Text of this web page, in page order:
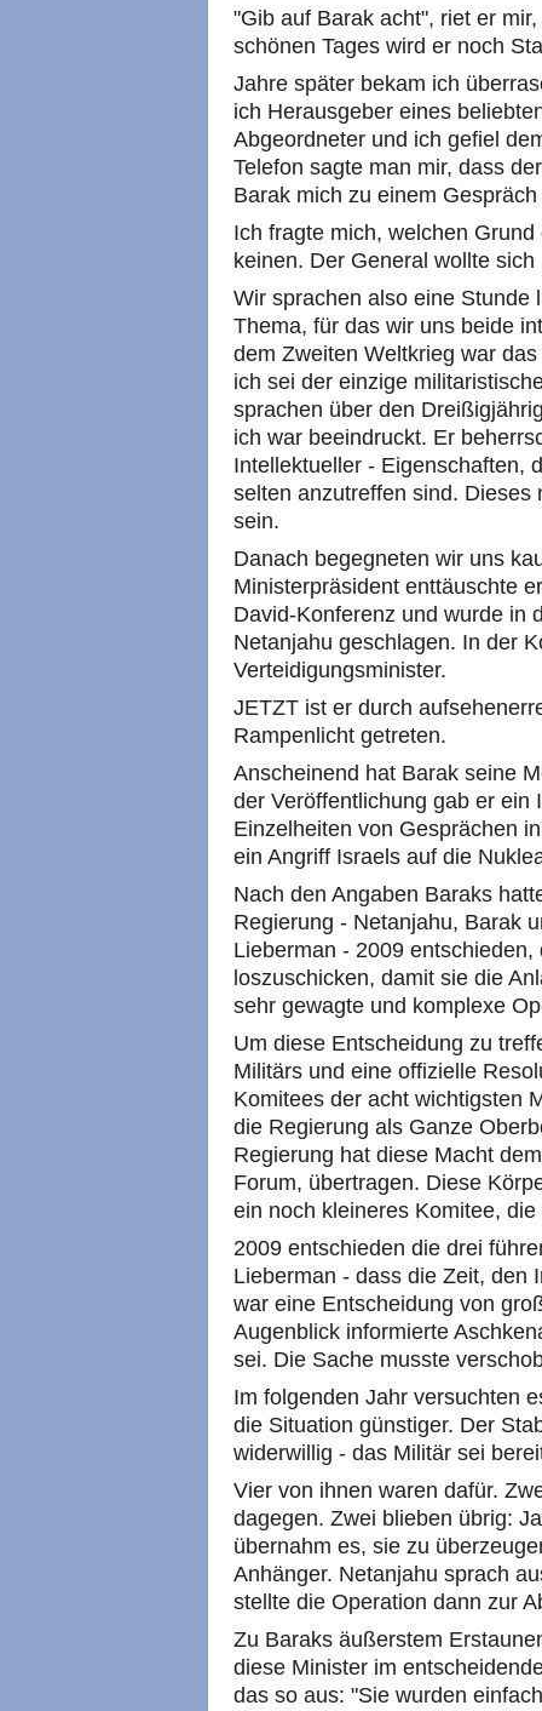
"Gib auf Barak acht", riet er
schönen Tages wird er noch
Jahre später bekam ich
ich Herausgeber eines
Abgeordneter und ich gefiel
Telefon sagte man mir, dass
Barak mich zu einem
Ich fragte mich, welchen
keinen. Der General wollte
Wir sprachen also eine Stunde
Thema, für das wir uns beide
dem Zweiten Weltkrieg war
ich sei der einzige
sprachen über den
ich war beeindruckt. Er
Intellektueller - Eigenschaften,
selten anzutreffen sind.
sein.
Danach begegneten wir uns
Ministerpräsident enttäuschte
David-Konferenz und wurde in
Netanjahu geschlagen. In der
Verteidigungsminister.
JETZT ist er durch
Rampenlicht getreten.
Anscheinend hat Barak seine
der Veröffentlichung gab er ein
Einzelheiten von Gesprächen
ein Angriff Israels auf die
Nach den Angaben Baraks
Regierung - Netanjahu, Barak
Lieberman - 2009
loszuschicken, damit sie die
sehr gewagte und komplexe
Um diese Entscheidung zu
Militärs und eine offizielle
Komitees der acht wichtigsten
die Regierung als Ganze
Regierung hat diese Macht
Forum, übertragen. Diese
ein noch kleineres Komitee, die
2009 entschieden die drei
Lieberman - dass die Zeit, den
war eine Entscheidung von
Augenblick informierte
sei. Die Sache musste
Im folgenden Jahr versuchten
die Situation günstiger. Der
widerwillig - das Militär sei
Vier von ihnen waren dafür.
dagegen. Zwei blieben übrig:
übernahm es, sie zu
Anhänger. Netanjahu sprach
stellte die Operation dann zur
Zu Baraks äußerstem
diese Minister im
das so aus: "Sie wurden